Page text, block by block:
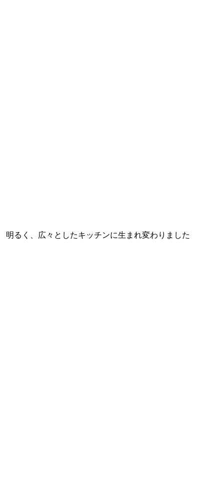
明るく、広々としたキッチンに生まれ変わりました